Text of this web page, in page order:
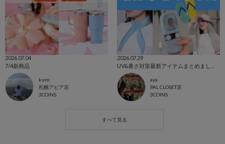
2026.07.04
7/4新商品
kuro
札幌アピア店
3COINS
2026.07.29
aya
PAL CLOSET店
3COINS